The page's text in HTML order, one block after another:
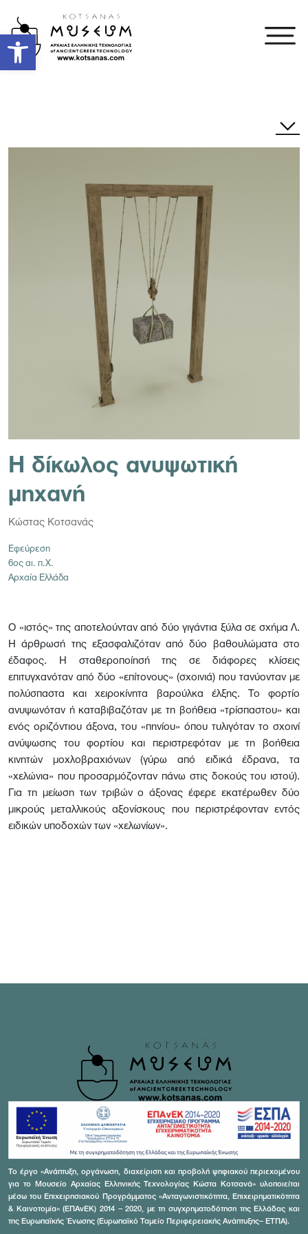
Open toolbar
Η δίκωλος ανυψωτική
μηχανή
Κώστας Κοτσανάς
Εφεύρεση
6ος αι. π.Χ.
Αρχαία Ελλάδα
Ο «ιστός» της αποτελούνταν από δύο γιγάντια ξύλα σε σχήμα Λ.
Η άρθρωσή της εξασφαλιζόταν από δύο βαθουλώματα στο
έδαφος. Η σταθεροποίησή της σε διάφορες κλίσεις
επιτυγχανόταν από δύο «επίτονους» (σχοινιά) που τανύονταν με
πολύσπαστα και χειροκίνητα βαρούλκα έλξης. Το φορτίο
ανυψωνόταν ή καταβιβαζόταν με τη βοήθεια «τρίσπαστου» και
ενός οριζόντιου άξονα, του «πηνίου» όπου τυλιγόταν το σχοινί
ανύψωσης του φορτίου και περιστρεφόταν με τη βοήθεια
κινητών μοχλοβραχιόνων (γύρω από ειδικά έδρανα, τα
«χελώνια» που προσαρμόζονταν πάνω στις δοκούς του ιστού).
Για τη μείωση των τριβών ο άξονας έφερε εκατέρωθεν δύο
μικρούς μεταλλικούς αξονίσκους που περιστρέφονταν εντός
ειδικών υποδοχών των «χελωνίων».
Το έργο «Ανάπτυξη, οργάνωση, διαχείριση και προβολή ψηφιακού περιεχομένου
για το Μουσείο Αρχαίας Ελληνικής Τεχνολογίας Κώστα Κοτσανά» υλοποιείται
μέσω του Επιχειρησιακού Προγράμματος «Ανταγωνιστικότητα, Επιχειρηματικότητα
& Καινοτομία» (ΕΠΑνΕΚ) 2014 – 2020, με τη συγχρηματοδότηση της Ελλάδας και
της Ευρωπαϊκής Ένωσης (Ευρωπαϊκό Ταμείο Περιφερειακής Ανάπτυξης– ΕΤΠΑ).